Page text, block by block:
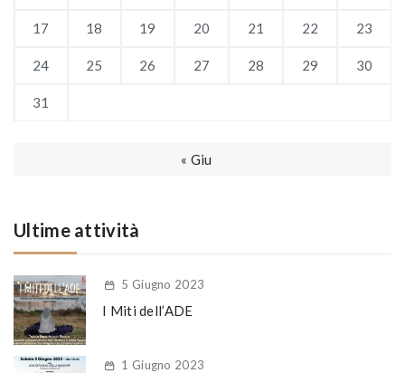
17 18 19 20 21 22 23
24 25 26 27 28 29 30
31
« Giu
Ultime attività
5 Giugno 2023
I Miti dell’ADE
1 Giugno 2023